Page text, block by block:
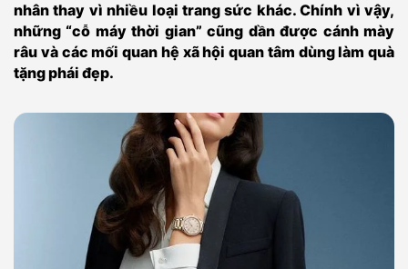
nhân thay vì nhiều loại trang sức khác. Chính vì vậy,
những “cỗ máy thời gian” cũng dần được cánh mày
râu và các mối quan hệ xã hội quan tâm dùng làm quà
tặng phái đẹp.